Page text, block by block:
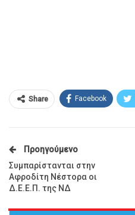
Share Facebook
Προηγούμενο
Συμπαρίστανται στην
Αφροδίτη Νέστορα οι
Δ.Ε.Ε.Π. της ΝΔ